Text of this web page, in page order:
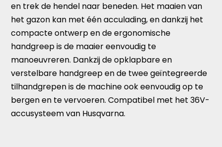
en trek de hendel naar beneden. Het maaien van
het gazon kan met één acculading, en dankzij het
compacte ontwerp en de ergonomische
handgreep is de maaier eenvoudig te
manoeuvreren. Dankzij de opklapbare en
verstelbare handgreep en de twee geïntegreerde
tilhandgrepen is de machine ook eenvoudig op te
bergen en te vervoeren. Compatibel met het 36V-
accusysteem van Husqvarna.